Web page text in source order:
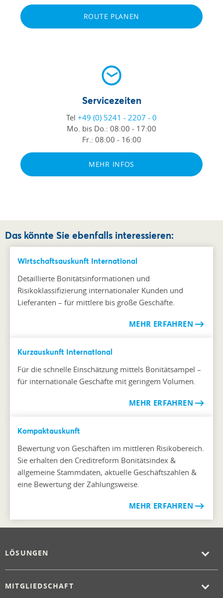
ROUTE PLANEN
Servicezeiten
Tel +49 (0) 5241 - 2207 - 0
Mo. bis Do.: 08:00 - 17:00
Fr.: 08:00 - 16:00
MEHR INFOS
Das könnte Sie ebenfalls interessieren:
Wirtschaftsauskunft International
Detaillierte Bonitätsinformationen und
Risikoklassifizierung internationaler Kunden und
Lieferanten – für mittlere bis große Geschäfte.
MEHR ERFAHREN
Kurzauskunft International
Für die schnelle Einschätzung mittels Bonitätsampel –
für internationale Geschäfte mit geringem Volumen.
MEHR ERFAHREN
Kompaktauskunft
Bewertung von Geschäften im mittleren Risikobereich.
Sie erhalten den Creditreform Bonitätsindex &
allgemeine Stammdaten, aktuelle Geschäftszahlen &
eine Bewertung der Zahlungsweise.
MEHR ERFAHREN
LÖSUNGEN
MITGLIEDSCHAFT